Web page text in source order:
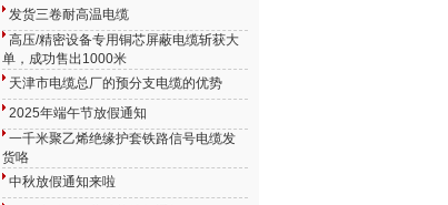
发货三卷耐高温电缆
高压/精密设备专用铜芯屏蔽电缆斩获大
单，成功售出1000米
天津市电缆总厂的预分支电缆的优势
2025年端午节放假通知
一千米聚乙烯绝缘护套铁路信号电缆发
货咯
中秋放假通知来啦